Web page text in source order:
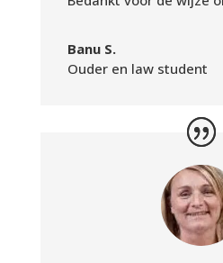
Banu S.
Ouder en law student